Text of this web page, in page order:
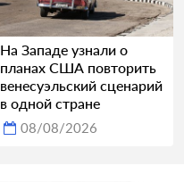
На Западе узнали о
планах США повторить
венесуэльский сценарий
в одной стране
08/08/2026